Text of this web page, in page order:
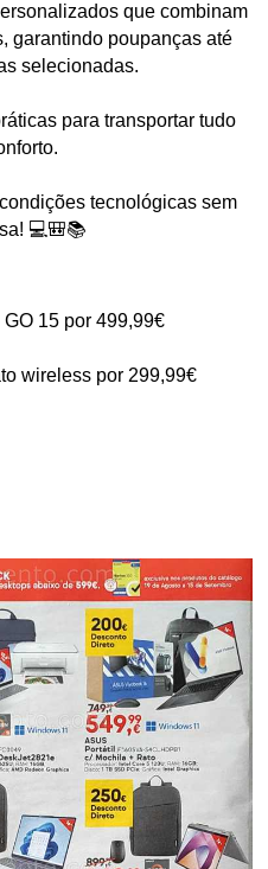
que combinam
garantindo poupanças até
selecionadas.
para transportar tudo
tecnológicas sem
💻🎒📚
15 por 499,99€
wireless por 299,99€